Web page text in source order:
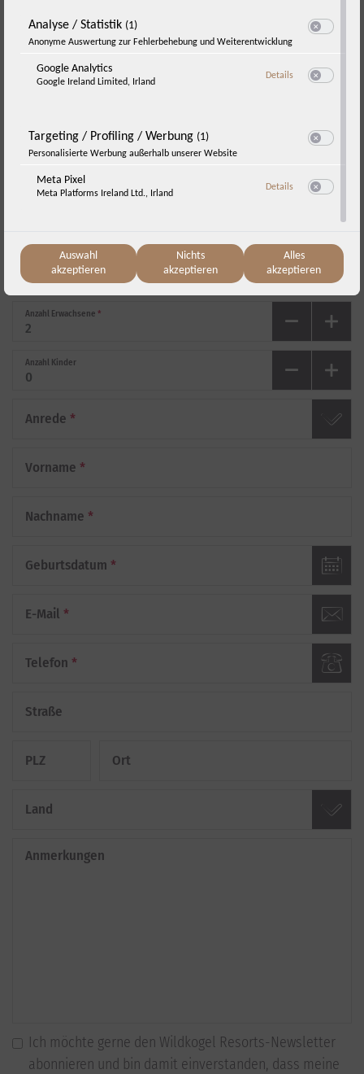
Jetzt anfragen
„Eine Nacht geschenkt!“
Anzahl Apartments
Anzahl Erwachsene *
Anzahl Kinder
Anrede *
Vorname *
Nachname *
Geburtsdatum *
E-Mail *
Telefon *
Straße
PLZ Ort
Land
Anmerkungen
Ich möchte gerne den Wildkogel Resorts-Newsletter
abonnieren und bin damit einverstanden, dass meine
Analyse / Statistik (1)
Anonyme Auswertung zur Fehlerbehebung und Weiterentwicklung
Google Analytics
Google Ireland Limited, Irland
Details zu Google
Targeting / Profiling / Werbung (1)
Personalisierte Werbung außerhalb unserer Website
Meta Pixel
Meta Platforms Ireland Ltd., Irland
Details zu Meta Pixel
Auswahl
akzeptieren
Nichts
akzeptieren
Alles
akzeptieren